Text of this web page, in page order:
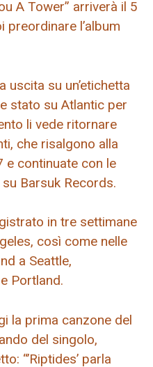
A Tower” arriverà il 5
preordinare l’album
uscita su un’etichetta
stato su Atlantic per
li vede ritornare
che risalgono alla
continuate con le
Barsuk Records.
in tre settimane
così come nelle
a Seattle,
Portland.
la prima canzone del
del singolo,
“’Riptides’ parla